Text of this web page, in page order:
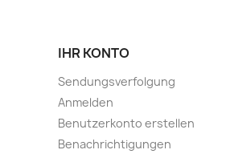
IHR KONTO
Sendungsverfolgung
Anmelden
Benutzerkonto erstellen
Benachrichtigungen